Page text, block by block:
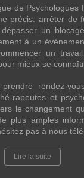
de Psychologues
précis: arrêter de
un
à un
un
mieux se
rendez-
rapeutes et
le changement
plus amples
pas à nous
Lire la suite